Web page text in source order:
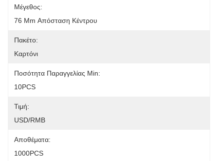
Μέγεθος:
76 Mm Απόσταση Κέντρου
Πακέτο:
Καρτόνι
Ποσότητα Παραγγελίας Min:
10PCS
Τιμή:
USD/RMB
Αποθέματα:
1000PCS